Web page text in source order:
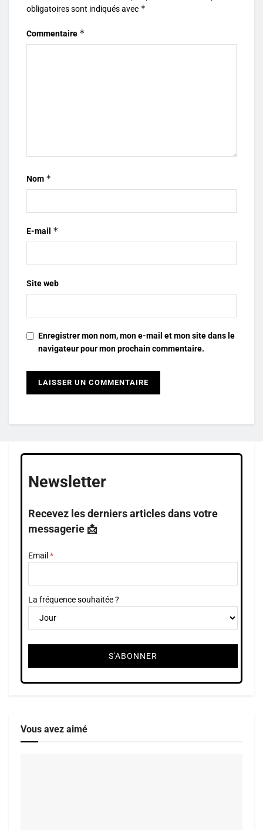
obligatoires sont indiqués avec *
Commentaire *
Nom *
E-mail *
Site web
Enregistrer mon nom, mon e-mail et mon site dans le
navigateur pour mon prochain commentaire.
Newsletter
Recevez les derniers articles dans votre
messagerie 📩
Email
La fréquence souhaitée ?
Vous avez aimé